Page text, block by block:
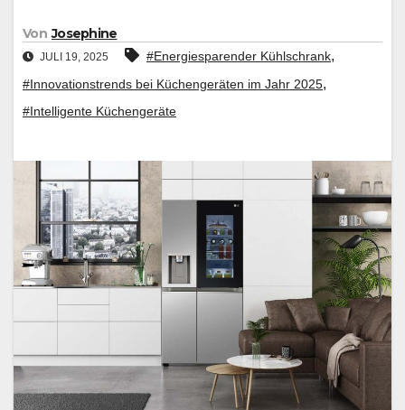
Von Josephine
JULI 19, 2025 #Energiesparender Kühlschrank,
#Innovationstrends bei Küchengeräten im Jahr 2025,
#Intelligente Küchengeräte